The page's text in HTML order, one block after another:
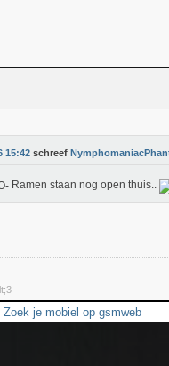
15:42 schreef
Ramen staan nog open thuis..
Zoek je mobiel op gsmweb